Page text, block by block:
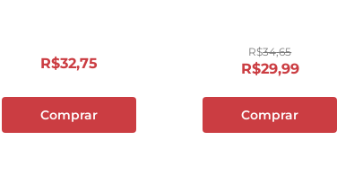
R$32,75
Comprar
R$34,65
R$29,99
Comprar